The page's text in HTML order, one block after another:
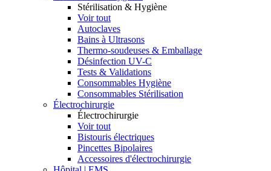
Stérilisation & Hygiène
Voir tout
Autoclaves
Bains à Ultrasons
Thermo-soudeuses & Emballage
Désinfection UV-C
Tests & Validations
Consommables Hygiène
Consommables Stérilisation
Électrochirurgie
Électrochirurgie
Voir tout
Bistouris électriques
Pincettes Bipolaires
Accessoires d'électrochirurgie